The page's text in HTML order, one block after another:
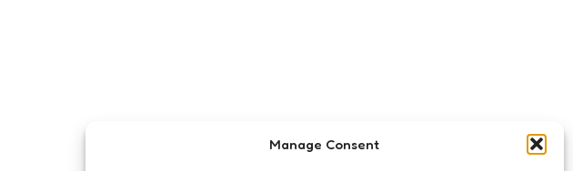
Manage Consent